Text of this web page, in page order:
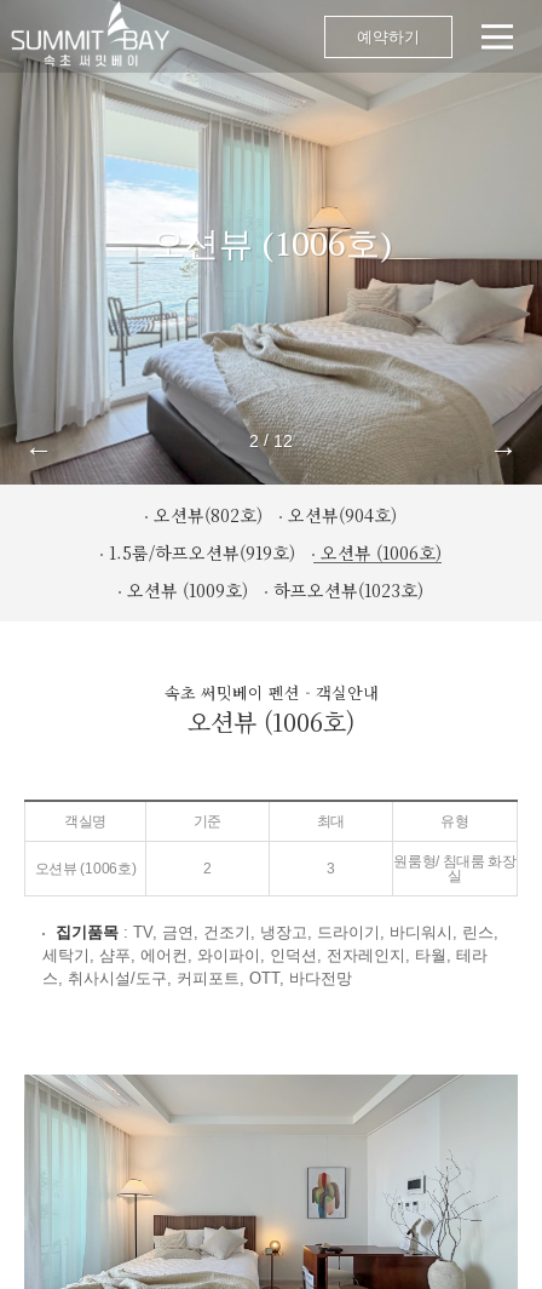
예약하기
오션뷰 (1006호)
← 2 / 12 →
오션뷰(802호)
오션뷰(904호)
1.5룸/하프오션뷰(919호)
오션뷰 (1006호)
오션뷰 (1009호)
하프오션뷰(1023호)
속초 써밋베이 펜션 - 객실안내
오션뷰 (1006호)
객실명 기준 최대 유형
오션뷰 (1006호) 2 3
원룸형/ 침대룸 화장
실
집기품목 : TV, 금연, 건조기, 냉장고, 드라이기, 바디워시, 린스,
세탁기, 샴푸, 에어컨, 와이파이, 인덕션, 전자레인지, 타월, 테라
스, 취사시설/도구, 커피포트, OTT, 바다전망